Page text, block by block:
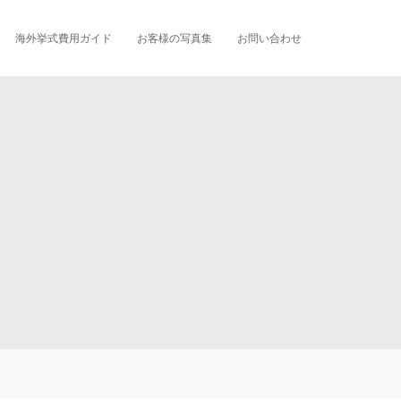
海外挙式費用ガイド お客様の写真集 お問い合わせ